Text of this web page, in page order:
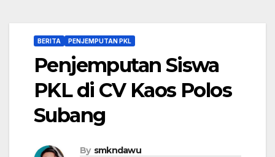
BERITA PENJEMPUTAN PKL
Penjemputan Siswa
PKL di CV Kaos Polos
Subang
By smkndawu